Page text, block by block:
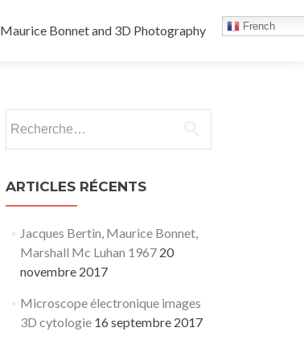
Maurice Bonnet and 3D Photography French
ARTICLES RÉCENTS
Jacques Bertin, Maurice Bonnet,
Marshall Mc Luhan 1967 20
novembre 2017
Microscope électronique images
3D cytologie 16 septembre 2017